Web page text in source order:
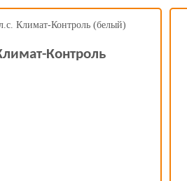
Климат-Контроль (белый)
Контроль